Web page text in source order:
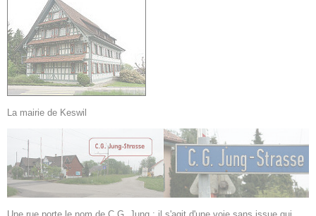
La mairie de Keswil